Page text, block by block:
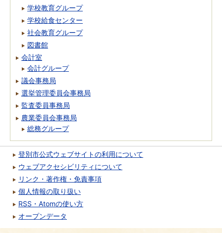
学校教育グループ
学校給食センター
社会教育グループ
図書館
会計室
会計グループ
議会事務局
選挙管理委員会事務局
監査委員事務局
農業委員会事務局
総務グループ
登別市公式ウェブサイトの利用について
ウェブアクセシビリティについて
リンク・著作権・免責事項
個人情報の取り扱い
RSS・Atomの使い方
オープンデータ